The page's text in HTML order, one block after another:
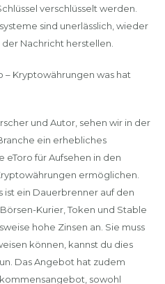
verschlüsselt werden.
sind unerlässlich, wieder
Nachricht herstellen.
– Kryptowährungen was hat
und Autor, sehen wir in der
ein erhebliches
eToro für Aufsehen in den
ermöglichen.
ist ein Dauerbrenner auf den
Kurier, Token und Stable
hohe Zinsen an. Sie muss
können, kannst du dies
Das Angebot hat zudem
sowohl